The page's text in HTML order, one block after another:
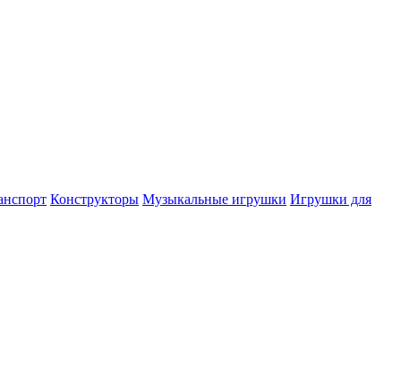
Конструкторы Музыкальные игрушки Игрушки для